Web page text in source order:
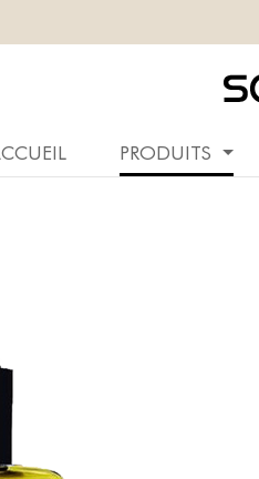
PRODUITS